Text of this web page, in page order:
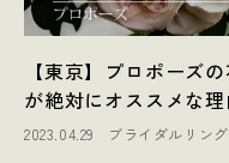
【東京】プロポーズ
が絶対にオススメな理
2023.04.29 ブライダルリング